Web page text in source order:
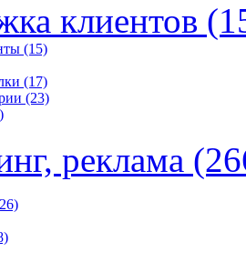
клиентов
(15)
(17)
(23)
реклама